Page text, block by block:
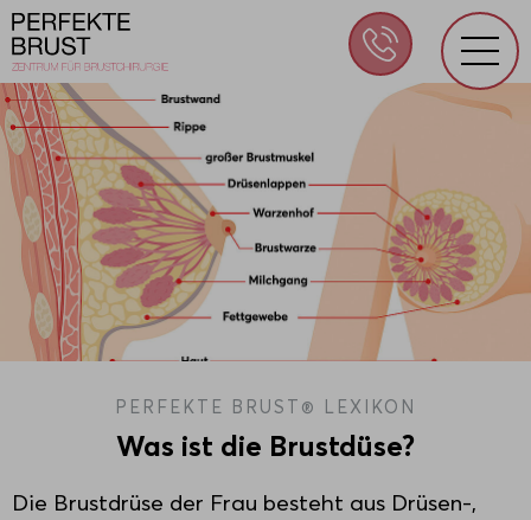
PERFEKTE BRUST® LEXIKON
Was ist die Brustdüse?
Die Brustdrüse der Frau besteht aus Drüsen -,